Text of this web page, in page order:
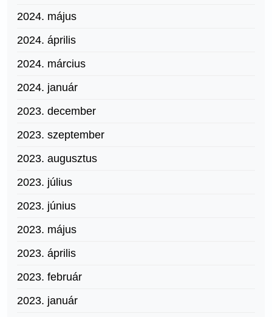
2024. május
2024. április
2024. március
2024. január
2023. december
2023. szeptember
2023. augusztus
2023. július
2023. június
2023. május
2023. április
2023. február
2023. január